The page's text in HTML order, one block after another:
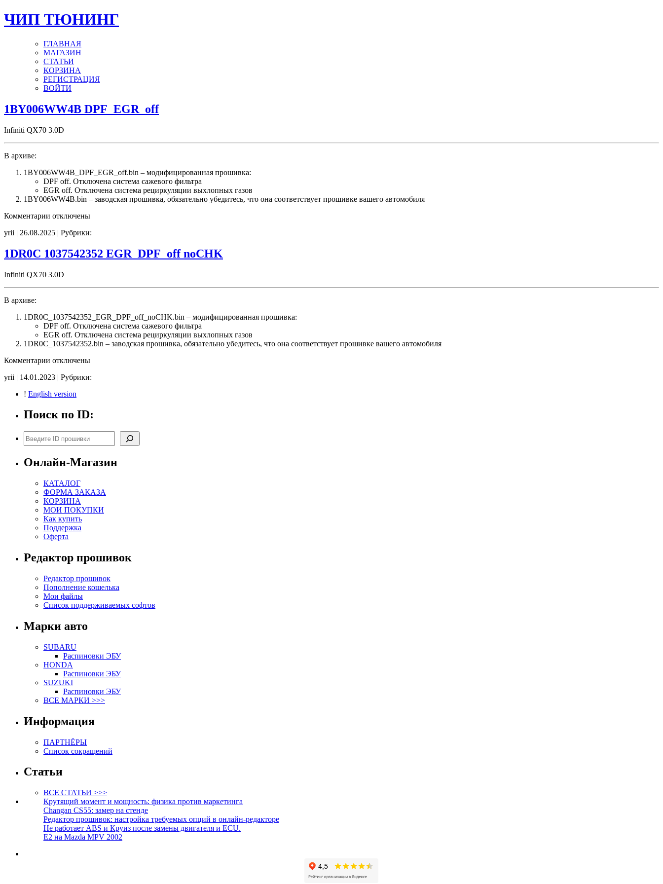
ЧИП ТЮНИНГ
ГЛАВНАЯ
МАГАЗИН
СТАТЬИ
КОРЗИНА
РЕГИСТРАЦИЯ
ВОЙТИ
1BY006WW4B DPF_EGR_off
Infiniti QX70 3.0D
В архиве:
1BY006WW4B_DPF_EGR_off.bin – модифицированная прошивка:
DPF off. Отключена система сажевого фильтра
EGR off. Отключена система рециркуляции выхлопных газов
1BY006WW4B.bin – заводская прошивка, обязательно убедитесь, что она соответствует прошивке вашего автомобиля
Комментарии к
1BY006WW4B
отключены
yrii | 26.08.2025 | Рубрики:
1DR0C 1037542352 EGR_DPF_off noCHK
Infiniti QX70 3.0D
В архиве:
1DR0C_1037542352_EGR_DPF_off_noCHK.bin – модифицированная прошивка:
DPF off. Отключена система сажевого фильтра
EGR off. Отключена система рециркуляции выхлопных газов
1DR0C_1037542352.bin – заводская прошивка, обязательно убедитесь, что она соответствует прошивке вашего автомобиля
Комментарии к
1DR0C
EGR_DPF_off
отключены
yrii | 14.01.2023 | Рубрики:
! English version
Поиск по ID:
Поиск
Онлайн-Магазин
КАТАЛОГ
ФОРМА ЗАКАЗА
КОРЗИНА
МОИ ПОКУПКИ
Как купить
Поддержка
Оферта
Редактор прошивок
Редактор прошивок
Пополнение кошелька
Мои файлы
Список поддерживаемых софтов
Марки авто
SUBARU
Распиновки ЭБУ
HONDA
Распиновки ЭБУ
SUZUKI
Распиновки ЭБУ
ВСЕ МАРКИ >>>
Информация
ПАРТНЁРЫ
Список сокращений
Статьи
ВСЕ СТАТЬИ >>>
Крутящий момент и мощность: физика против маркетинга
Changan CS55: замер на стенде
Редактор прошивок: настройка требуемых опций в онлайн-редакторе
Не работает ABS и Круиз после замены двигателя и ECU.
E2 на Mazda MPV 2002